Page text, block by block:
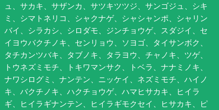
ュ、サカキ、サザンカ、サツキツツジ、サンゴジュ、シキ
ミ、シマトネリコ、シャクナゲ、シャシャンポ、シャリン
バイ、シラカシ、シロダモ、ジンチョウゲ、スダジイ、セ
イヨウバクチノキ、センリョウ、ソヨゴ、タイサンボク、
タチカンツバキ、タブノキ、タラヨウ、チャノキ、ツゲ、
トウネズミモチ、トキワマンサク、トベラ、ナナミノキ、
ナワシログミ、ナンテン、ニッケイ、ネズミモチ、ハイノ
キ、バクチノキ、ハクチョウゲ、ハマヒサカキ、ヒイラ
ギ、ヒイラギナンテン、ヒイラギモクセイ、ヒサカキ、ピ